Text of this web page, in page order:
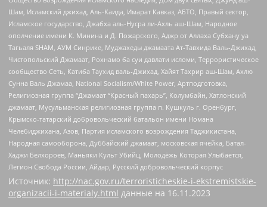
Шам, Исламский джихад, Аль-Каида, Имарат Кавказ, АБТО, Правый сектор,
Исламское государство, Джабха аль-Нусра ли-Ахль аш-Шам, Народное
ополчение имени К. Минина и Д. Пожарского, Аджр от Аллаха Субхану уа
Тагьаля SHAM, АУМ Синрике, Муджахеды джамаата Ат-Тавхида Валь-Джихад,
Чистопольский Джамаат, Рохнамо ба суи давлати исломи, Террористическое
сообщество Сеть, Катиба Таухид валь-Джихад, Хайят Тахрир аш-Шам, Ахлю
Сунна Валь Джамаа, National Socialism/White Power, Артподготовка,
Религиозная группа “Джамаат “Красный пахарь”, Колумбайн, Хатлонский
джамаат, Мусульманская религиозная группа п. Кушкуль г. Оренбург,
Крымско-татарский добровольческий батальон имени Номана
Челебиджихана, Азов, Партия исламского возрождения Таджикистана,
Народная самооборона, Дуббайский джамаат, московская ячейка, Батал-
Хаджи Белхороев, Маньяки Культ Убийц, Молодёжь Которая Улыбается,
Легион Свобода России, Айдар, Русский добровольческий корпус
Источник: http://nac.gov.ru/terroristicheskie-i-ekstremistskie-
organizacii-i-materialy.html данные на 16.11.2023